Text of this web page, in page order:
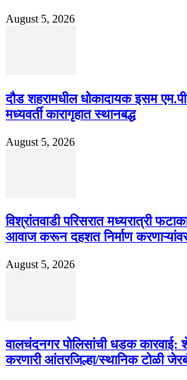
August 5, 2026
दौड शहरामधील धोकादायक इसम
मध्यवर्ती कारागृहात स्थानबद्ध
August 5, 2026
विश्रांतवाडी परिसरात मध्यरात्री
आवाज करून दहशत निर्माण
August 5, 2026
वालचंदनगर पोलिसांची धडक कारवाई:
करणारी आंतरजिल्हा/स्थानिक टोळी